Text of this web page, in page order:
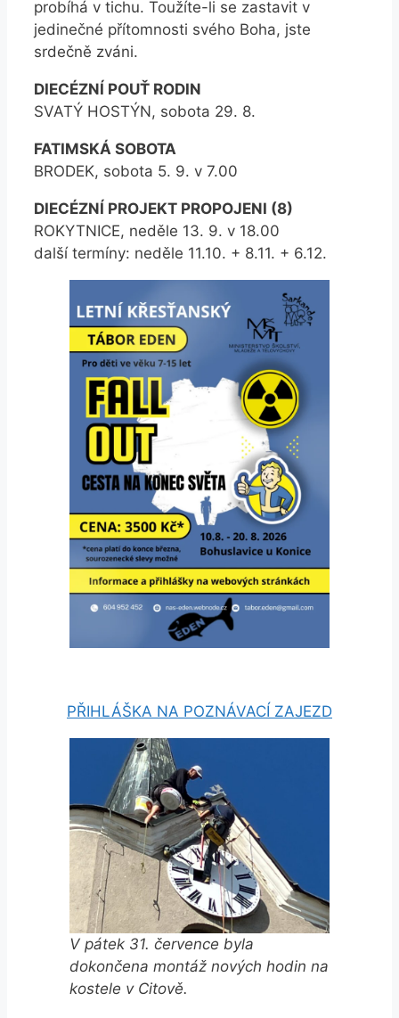
probíhá v tichu. Toužíte-li se zastavit v
jedinečné přítomnosti svého Boha, jste
srdečně zváni.
DIECÉZNÍ POUŤ RODIN
SVATÝ HOSTÝN, sobota 29. 8.
FATIMSKÁ SOBOTA
BRODEK, sobota 5. 9. v 7.00
DIECÉZNÍ PROJEKT PROPOJENI (8)
ROKYTNICE, neděle 13. 9. v 18.00
další termíny: neděle 11.10. + 8.11. + 6.12.
PŘIHLÁŠKA NA POZNÁVACÍ ZAJEZD
V pátek 31. července byla
dokončena montáž nových hodin na
kostele v Citově.